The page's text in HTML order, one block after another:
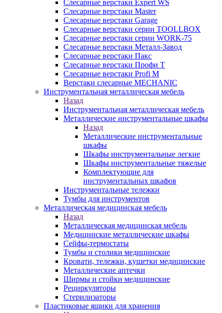
Слесарные верстаки Expert WS
Слесарные верстаки Master
Слесарные верстаки Garage
Слесарные верстаки серии TOOLLBOX
Слесарные верстаки серии WORK-75
Слесарные верстаки Металл-Завод
Слесарные верстаки Пакс
Слесарные верстаки Профи Т
Слесарные верстаки Profi M
Верстаки слесарные MECHANIC
Инструментальная металлическая мебель
Назад
Инструментальная металлическая мебель
Металлические инструментальные шкафы
Назад
Металлические инструментальные
шкафы
Шкафы инструментальные легкие
Шкафы инструментальные тяжелые
Комплектующие для
инструментальных шкафов
Инструментальные тележки
Тумбы для инструментов
Металлическая медицинская мебель
Назад
Металлическая медицинская мебель
Медицинские металлические шкафы
Сейфы-термостаты
Тумбы и столики медицинские
Кровати, тележки, кушетки медицинские
Металлические аптечки
Ширмы и стойки медицинские
Рециркуляторы
Стерилизаторы
Пластиковые ящики для хранения